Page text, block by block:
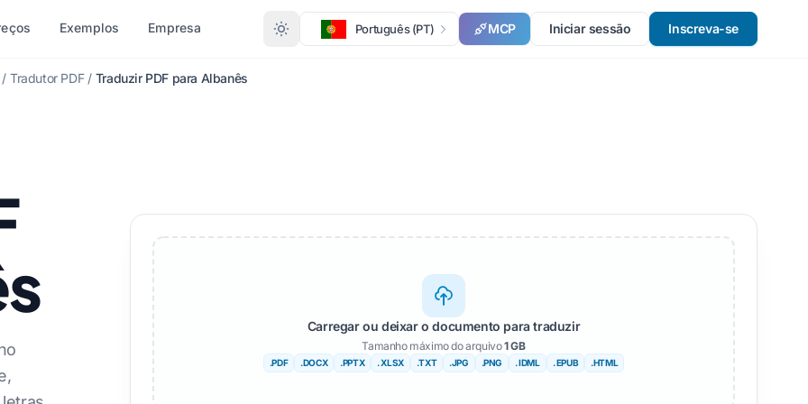
IDML)
InDesign para PDF
XLSX para PDF
TXT para XLSX
JPG para PDF
JPEG para PDF
Hebraico
Amárico
Exemplos Empresa Português (PT) MCP Iniciar sessão Inscreva-se
/ Tradutor PDF / Traduzir PDF para Albanês
Carregar ou deixar o documento para traduzir
Tamanho máximo do arquivo1 GB
.PDF .DOCX .PPTX . XLSX .TXT .JPG .PNG . IDML . EPUB .HTML